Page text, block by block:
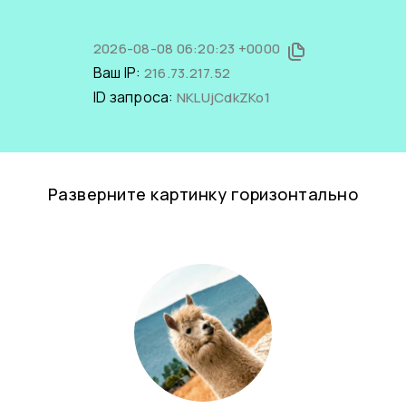
2026-08-08 06:20:23 +0000
Ваш IP: 216.73.217.52
ID запроса: NKLUjCdkZKo1
Разверните картинку горизонтально